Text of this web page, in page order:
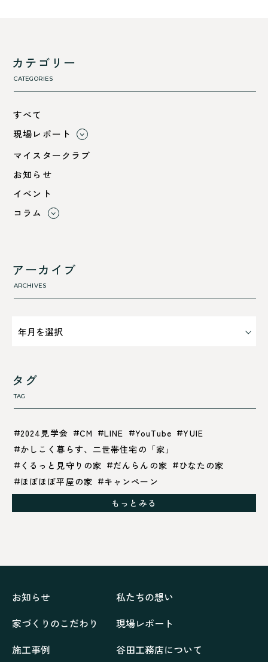
カテゴリー
CATEGORIES
すべて
現場レポート
すべて
小浜市
舞鶴市-中
舞鶴市-東
マイスタークラブ
お知らせ
イベント
コラム
断熱性のこと
アーカイブ
ARCHIVES
タグ
TAG
2024見学会 CM LINE YouTube
YUIE
かしこく暮らす、二世帯住宅の「家」
くるっと見守りの家
だんらんの家
ひなたの家
ほぼほぼ平屋の家
キャンペーン
グレイッシュでクールな家
シックブラウンで調和する「家」
住み継ぐ家
優美な「家」
光に集う家
喜びをデザインする家
四角で彩る家
大浦の「家」
家事が楽しくなる家
もっとみる
お知らせ
私たちの想い
家づくりのこだわり
現場レポート
施工事例
谷田工務店について